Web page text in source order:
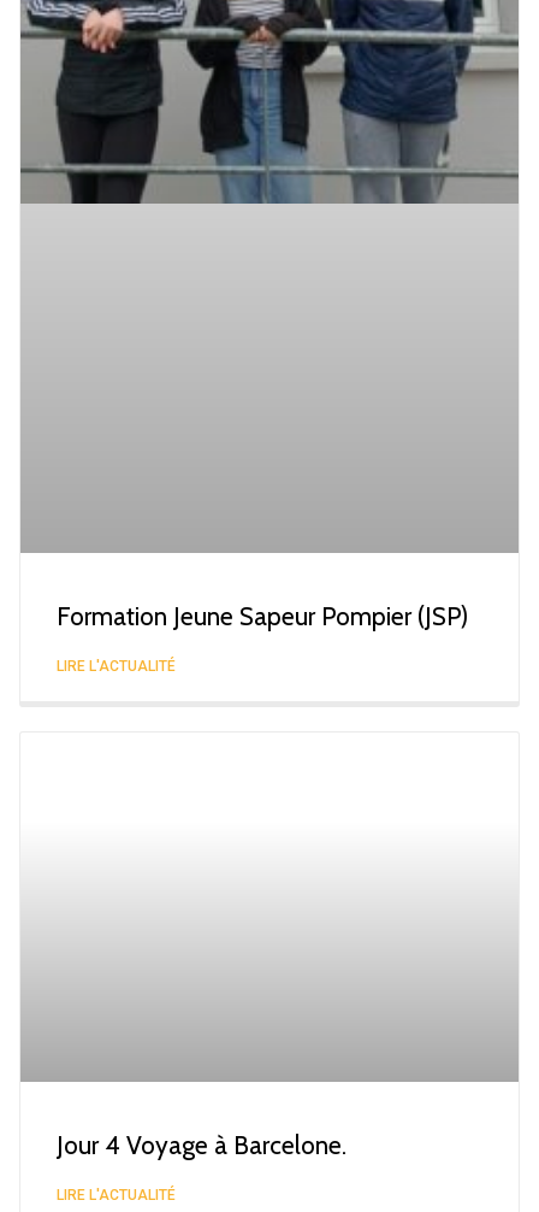
Formation Jeune Sapeur Pompier (JSP)
LIRE L'ACTUALITÉ
Jour 4 Voyage à Barcelone.
LIRE L'ACTUALITÉ